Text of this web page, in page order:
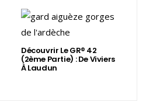
Découvrir Le GR® 42
(2ème Partie) : De Viviers
À Laudun